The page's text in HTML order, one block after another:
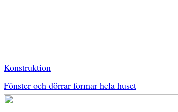
Konstruktion
Fönster och dörrar formar hela huset